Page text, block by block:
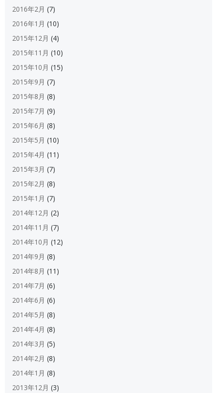
2016年2月 (7)
2016年1月 (10)
2015年12月 (4)
2015年11月 (10)
2015年10月 (15)
2015年9月 (7)
2015年8月 (8)
2015年7月 (9)
2015年6月 (8)
2015年5月 (10)
2015年4月 (11)
2015年3月 (7)
2015年2月 (8)
2015年1月 (7)
2014年12月 (2)
2014年11月 (7)
2014年10月 (12)
2014年9月 (8)
2014年8月 (11)
2014年7月 (6)
2014年6月 (6)
2014年5月 (8)
2014年4月 (8)
2014年3月 (5)
2014年2月 (8)
2014年1月 (8)
2013年12月 (3)